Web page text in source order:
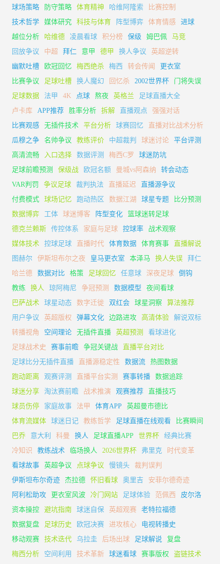
球场策略 防守策略 体育精神 哈维阿隆索
比赛控制
技术哲学
媒体研究 科技与体育 阵型博弈 体育情感
进球
越位分析
哈维德 凌晨看球 积分榜 保级 姆巴佩
马竞
回放争议
中超 拜仁 意甲 德甲 换人争议
英超逆转
幽默吐槽
欧冠回忆 梅西绝杀 梅西 转会传闻
更衣室
比赛争议
足球吐槽 换人魔幻 回忆杀 2002世界杯
门将失误
足球数据
法甲 4K 点球 熬夜 英格兰
足球直播大全
卢卡库
APP推荐 胜率分析 拆解 直播观点
强强对话
比赛观感
无插件技术 平台分析 球赛回忆
直播对比战术分析
瓜穆之争
名帅争议 教练评价 中超裁判 球迷讨论
平台评测
高清流畅
入口选择 数据评测 梅西C罗
球迷防坑
足球前瞻预测
保级战 欧冠名额 曼城vs阿森纳
转会动态
VAR判罚
争议足球 裁判执法 直播延迟
直播源争议
付费模式
球场记忆 跑动热区 数据江湖 球星专题
比分预测
数据博弈
工体 球迷博客 阵型变化
篮球迷转足球
德克兰赖斯
传控体系 家庭与足球 控球率
战术观察
媒体技术
控球足球 直播时代 体育数据 体育赛事
直播解说
图赫尔
伊斯坦布尔之夜 皇马更衣室 本泽马 换人失误
拜仁
哈兰德
数据对比 格策 足球回忆 任意球 深夜足球
倒钩
教练
换人 琼阿梅尼 争冠预测 数据模型
夜间看球
巴萨战术
球星动态 数字迁徙 双红会 球星洞察
算法推荐
用户争议
英超版权 弹幕文化 边路进攻 高清体验
解说双标
转播视角
空间理论 无插件直播 英超预测
看球进化
足球战术史
赛事前瞻 争冠关键战
直播平台对比
足球比分无插件直播
直播源稳定性 数据流
热图数据
跑动距离
观赛评测 直播平台实测 赛事转播
数据追踪
球迷分享
淘汰赛前瞻 战术推演 观赛推荐
直播技巧
球员伤停
家庭故事 法甲 体育APP
英超曼市德比
体育流媒体
球迷日记 教练哲学 足球直播在线观看
比赛瞬间
巴乔
意大利 科曼 换人 足球直播APP 世界杯
经典比赛
冷知识
教练战术 临场换人 2026世界杯 弗里克
时代变革
看球故事
英超争议 点球争议 慢镜头
裁判误判
伊斯坦布尔奇迹
杰拉德 怀旧看球 奥里吉
安菲尔德奇迹
阿利松助攻
更衣室风波 冷门网站 足球体验 范佩西
皮尔洛
资本操控
避坑指南 球迷自保 英超观赛
老特拉福德
数据复盘
足球历史 欧冠决赛 进攻核心
电视转播史
移动观赛
技术迭代 乌拉圭 后场出球 足球解说
复盘
梅西分析
空间利用 技术革新 球迷看球 赛事版权
盗链技术